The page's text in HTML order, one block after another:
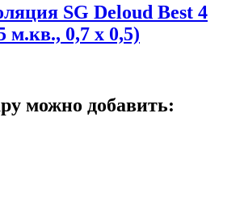
SG Deloud Best 4
м.кв., 0,7 х 0,5)
можно добавить: